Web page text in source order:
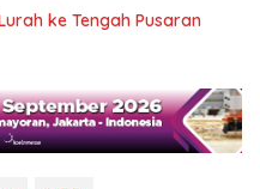
ke Tengah Pusaran